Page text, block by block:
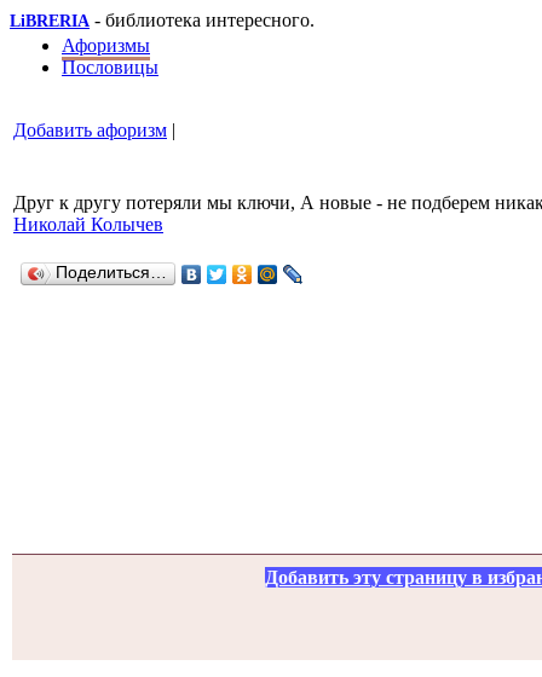
LiBRERIA - библиотека интересного.
Афоризмы
Пословицы
Добавить афоризм |
Друг к другу потеряли мы ключи, А новые - не подберем
Николай Колычев
Поделиться…
Добавить эту страницу в